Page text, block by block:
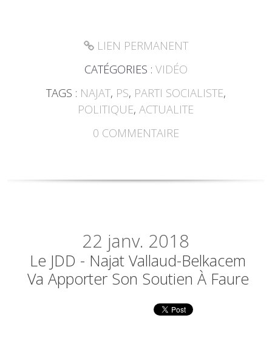
LIEN PERMANENT
CATÉGORIES : VIDÉO
TAGS : NAJAT, PS, PARTI SOCIALISTE,
POLITIQUE,ACTUALITE
0 COMMENTAIRE
22 janv. 2018
Le JDD - Najat Vallaud-Belkacem
Va Apporter Son Soutien À Faure